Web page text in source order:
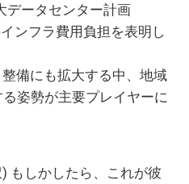
データセンター計画
ンフラ費用負担を表明し
備にも拡大する中、地域
姿勢が主要プレイヤーに
もしかしたら、これが彼